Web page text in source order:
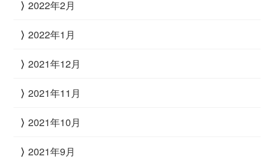
2022年2月
2022年1月
2021年12月
2021年11月
2021年10月
2021年9月